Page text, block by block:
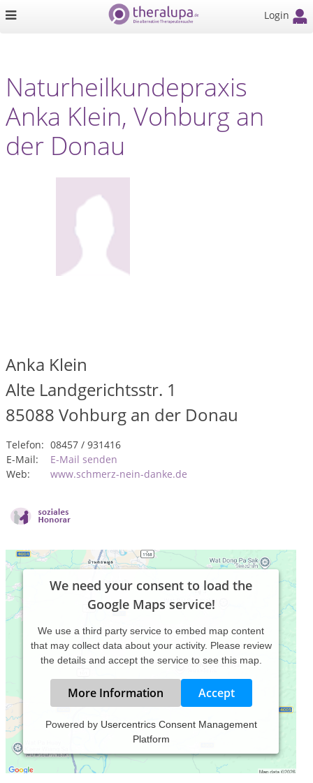
Login
Naturheilkundepraxis
Anka Klein, Vohburg an
der Donau
Anka Klein
Alte Landgerichtsstr. 1
85088 Vohburg an der Donau
Telefon: 08457 / 931416
E-Mail:
E-Mail senden
Web:
www.schmerz-nein-danke.de
We need your consent to load the
Google Maps service!
We use a third party service to embed map content
that may collect data about your activity. Please review
the details and accept the service to see this map.
More Information Accept
Powered by Usercentrics Consent Management
Platform
Umfassend, ganzheitlich, zeitnehmend, freundlich - für Sie da
sein.